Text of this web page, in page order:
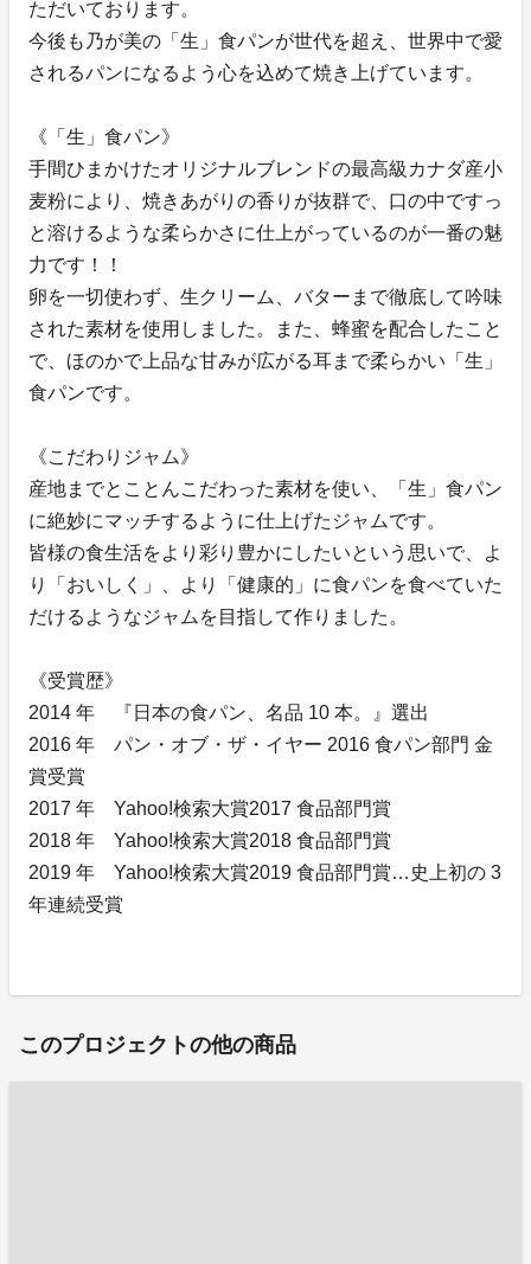
ただいております。
今後も乃が美の「生」食パンが世代を超え、世界中で愛
されるパンになるよう心を込めて焼き上げています。
《「生」食パン》
手間ひまかけたオリジナルブレンドの最高級カナダ産小
麦粉により、焼きあがりの香りが抜群で、口の中ですっ
と溶けるような柔らかさに仕上がっているのが一番の魅
力です！！
卵を一切使わず、生クリーム、バターまで徹底して吟味
された素材を使用しました。また、蜂蜜を配合したこと
で、ほのかで上品な甘みが広がる耳まで柔らかい「生」
食パンです。
《こだわりジャム》
産地までとことんこだわった素材を使い、「生」食パン
に絶妙にマッチするように仕上げたジャムです。
皆様の食生活をより彩り豊かにしたいという思いで、よ
り「おいしく」、より「健康的」に食パンを食べていた
だけるようなジャムを目指して作りました。
《受賞歴》
2014 年 『日本の食パン、名品 10 本。』選出
2016 年 パン・オブ・ザ・イヤー 2016 食パン部門 金
賞受賞
2017 年 Yahoo!検索大賞2017 食品部門賞
2018 年 Yahoo!検索大賞2018 食品部門賞
2019 年 Yahoo!検索大賞2019 食品部門賞…史上初の 3
年連続受賞
このプロジェクトの他の商品